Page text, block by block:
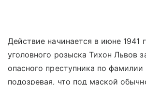
Действие начинается в июне 1941
уголовного розыска Тихон Львов
опасного преступника по
подозревая, что под маской